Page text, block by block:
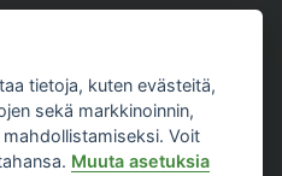
suhdanne
ja heikko
rasittavat alaa
tietoja, kuten evästeitä,
sekä markkinoinnin,
Voit
Muuta asetuksia